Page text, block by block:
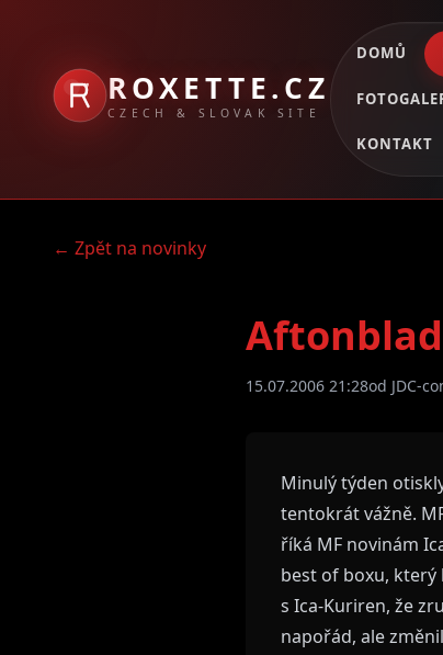
ROXETTE.CZ
CZECH & SLOVAK SITE
DOMŮ
KONTAKT
← Zpět na novinky
15.07.2006 21:28od JDC-
Minulý týden
tentokrát vážně.
říká MF novinám
best of boxu, který
s Ica-Kuriren, že
napořád, ale